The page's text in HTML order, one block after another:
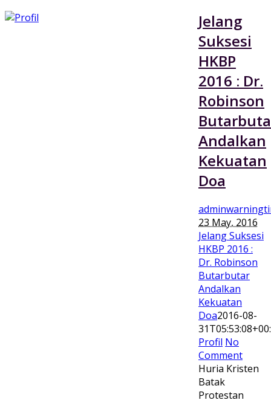
Jelang
Suksesi
HKBP
2016 : Dr.
Robinson
Andalkan
Kekuatan
Doa
23 May, 2016
Jelang Suksesi
HKBP 2016 :
Dr. Robinson
Butarbutar
Andalkan
Kekuatan
Doa2016-08-
Profil No
Comment
Huria Kristen
Batak
Protestan